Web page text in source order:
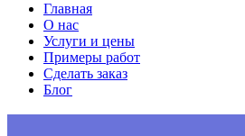
Главная
О нас
Услуги и цены
Примеры работ
Сделать заказ
Блог